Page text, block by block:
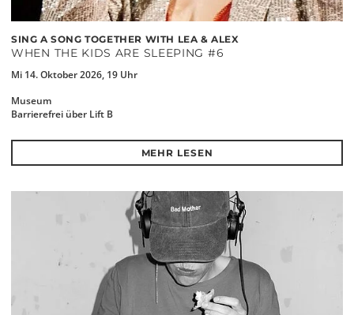
SING A SONG TOGETHER WITH LEA & ALEX
WHEN THE KIDS ARE SLEEPING #6
Mi 14. Oktober 2026, 19 Uhr
Museum
Barrierefrei über Lift B
MEHR LESEN